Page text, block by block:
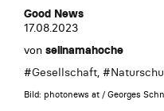
Good News
17.08.2023
von selinamahoche
#Gesellschaft, #
Bild: photonews at / Georges